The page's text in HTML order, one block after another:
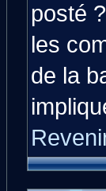
posté
les
de la